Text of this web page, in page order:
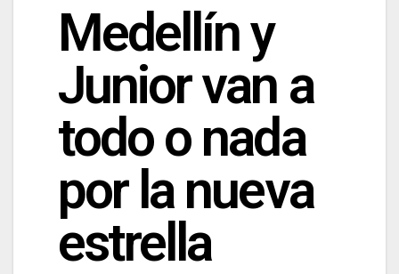
Medellín y
Junior van a
todo o nada
por la nueva
estrella